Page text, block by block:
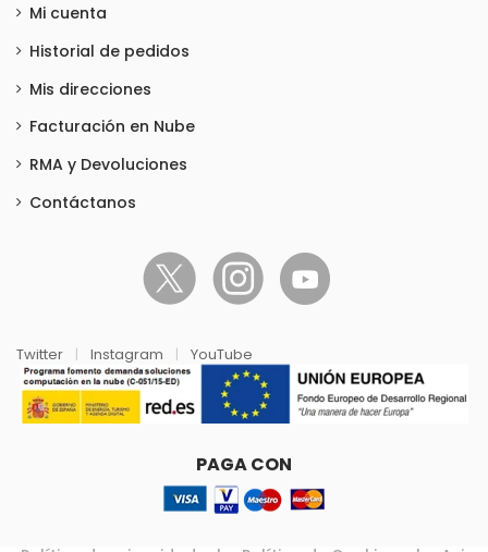
Mi cuenta
Historial de pedidos
Mis direcciones
Facturación en Nube
RMA y Devoluciones
Contáctanos
Twitter | Instagram | YouTube
PAGA CON